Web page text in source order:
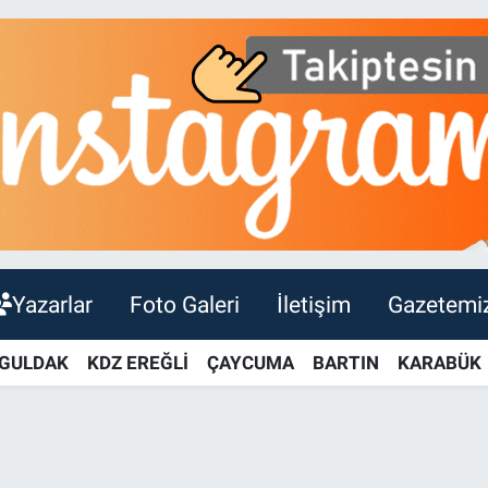
Yazarlar Foto Galeri İletişim
KDZ EREĞLİ ÇAYCUMA BARTIN KARABÜK